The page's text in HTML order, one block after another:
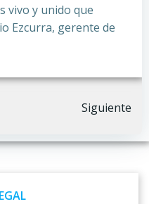
vivo y unido que
Ezcurra, gerente de
Navegación
Siguiente